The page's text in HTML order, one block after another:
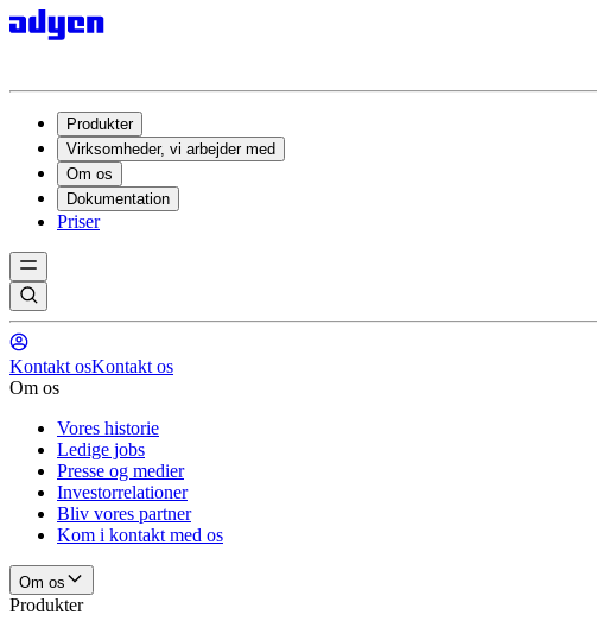
Produkter
Virksomheder, vi arbejder med
Om os
Dokumentation
Priser
Kontakt osKontakt os
Om os
Vores historie
Ledige jobs
Presse og medier
Investorrelationer
Bliv vores partner
Kom i kontakt med os
Om os
Produkter